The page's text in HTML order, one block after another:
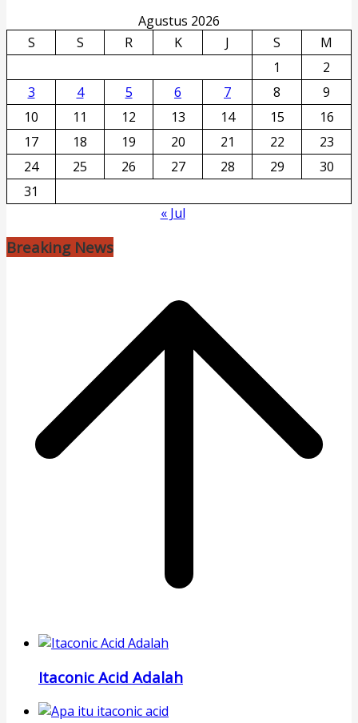
Agustus 2026
S
S R K J S
M
1
2
3
4 5 6 7 8
9
10
11 12 13 14 15
16
17
18 19 20 21 22
23
24
25 26 27 28 29
30
31
« Jul
Breaking News
Itaconic Acid Adalah